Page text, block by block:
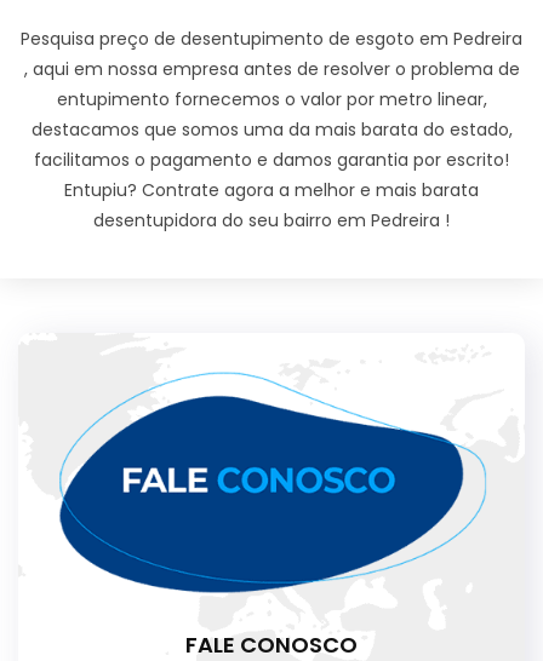
Pesquisa preço de desentupimento de esgoto em Pedreira
, aqui em nossa empresa antes de resolver o problema de
entupimento fornecemos o valor por metro linear,
destacamos que somos uma da mais barata do estado,
facilitamos o pagamento e damos garantia por escrito!
Entupiu? Contrate agora a melhor e mais barata
desentupidora do seu bairro em Pedreira !
FALE CONOSCO